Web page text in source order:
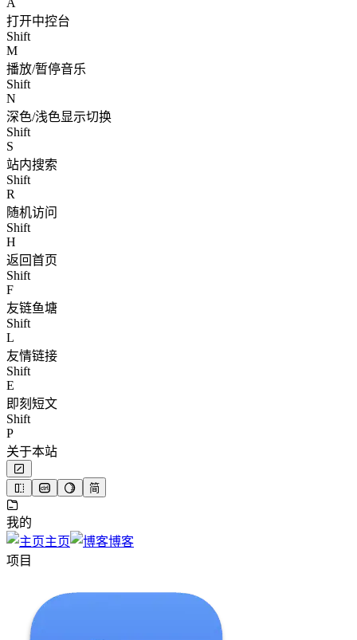
打开中控台
Shift
M
播放/暂停音乐
Shift
N
深色/浅色显示切换
Shift
S
站内搜索
Shift
R
随机访问
Shift
H
返回首页
Shift
F
友链鱼塘
Shift
L
友情链接
Shift
E
即刻短文
Shift
P
关于本站
简
我的
主页
博客
项目